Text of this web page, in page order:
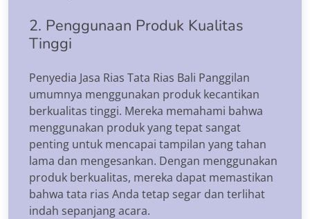
2. Penggunaan Produk Kualitas
Tinggi
Penyedia Jasa Rias Tata Rias Bali Panggilan
umumnya menggunakan produk kecantikan
berkualitas tinggi. Mereka memahami bahwa
menggunakan produk yang tepat sangat
penting untuk mencapai tampilan yang tahan
lama dan mengesankan. Dengan menggunakan
produk berkualitas, mereka dapat memastikan
bahwa tata rias Anda tetap segar dan terlihat
indah sepanjang acara.